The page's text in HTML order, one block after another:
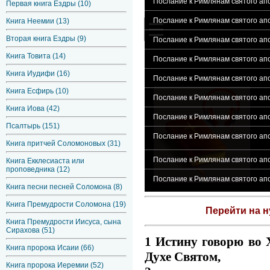
Первая книга Ездры (10)
Книга Неемии (13)
Вторая книга Ездры (9)
Книга Товита (14)
Книга Иудифи (16)
Книга Есфирь (10)
Книга Иова (42)
Псалтырь (151)
Книга притчей Соломоновых (31)
Книга Екклесиаста или
проповедника (12)
Книга песни песней Соломона (8)
Книга Премудрости Соломона (19)
Книга Премудрости Иисуса, сына
Сирахова (51)
Книга пророка Исаии (66)
Книга пророка Иеремии (52)
Послание к Римлянам святого
Послание к Римлянам святого
Послание к Римлянам святого
Послание к Римлянам святого
Послание к Римлянам святого
Послание к Римлянам святого
Послание к Римлянам святого
Послание к Римлянам святого
Послание к Римлянам святого
Перейти на
1 Истину говорю во
Духе Святом,